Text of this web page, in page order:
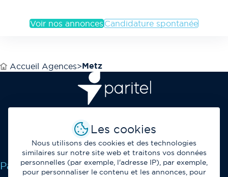
Voir nos annoncesCandidature spontanée
Accueil Agences Metz
télécommunications et de services IT au service des
professionnels.
Paritel
Les cookies
Nous utilisons des cookies et des technologies
similaires sur notre site web et traitons vos données
personnelles (par exemple, l'adresse IP), par exemple,
pour personnaliser le contenu et les annonces, pour